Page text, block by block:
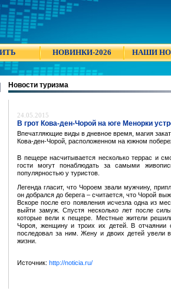
НОВИНКИ-2026 НАШИ
Новости туризма
24.05.2015
В грот Кова-ден-Чорой на юге Менорки
Впечатляющие виды в дневное время, магия
Кова-ден-Чорой, расположенном на южном
В пещере насчитывается несколько террас и
гости могут понаблюдать за самыми
популярностью у туристов.
Легенда гласит, что Чороем звали мужчину,
он добрался до берега – считается, что Чорой
Вскоре после его появления исчезла одна из
выйти замуж. Спустя несколько лет после
которые вели к пещере. Местные жители
Чороя, женщину и троих их детей. В
последовал за ним. Жену и двоих детей увели
жизни.
Источник: http://noticia.ru/